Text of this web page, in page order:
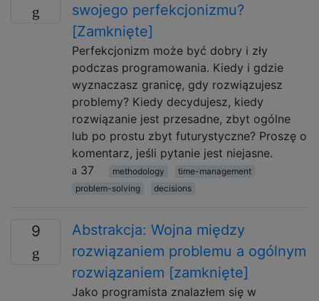
swojego perfekcjonizmu?
[Zamknięte]
Perfekcjonizm może być dobry i zły
podczas programowania. Kiedy i gdzie
wyznaczasz granicę, gdy rozwiązujesz
problemy? Kiedy decydujesz, kiedy
rozwiązanie jest przesadne, zbyt ogólne
lub po prostu zbyt futurystyczne? Proszę o
komentarz, jeśli pytanie jest niejasne.
37
methodology
time-management
problem-solving
decisions
9
Abstrakcja: Wojna między
rozwiązaniem problemu a ogólnym
rozwiązaniem [zamknięte]
Jako programista znalazłem się w